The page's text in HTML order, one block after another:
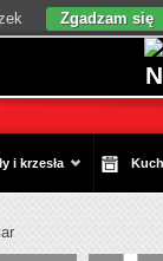
i krzesła
Zgadzam się